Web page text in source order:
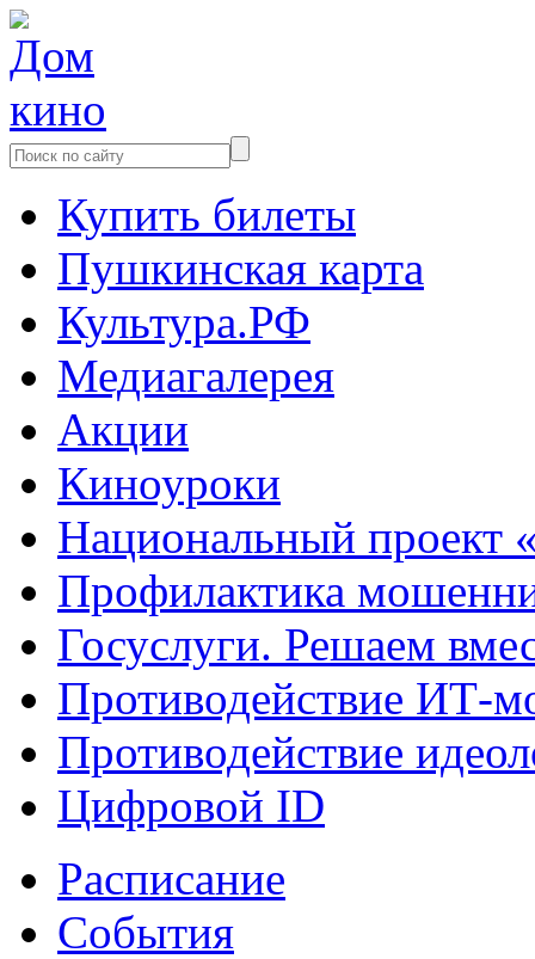
Купить билеты
Пушкинская карта
Культура.РФ
Медиагалерея
Акции
Киноуроки
Национальный проект
Профилактика
Госуслуги. Решаем
Противодействие ИТ-
Противодействие
Цифровой ID
Расписание
События